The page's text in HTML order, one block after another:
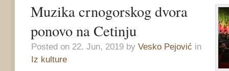
Muzika crnogorskog dvora
ponovo na Cetinju
Posted on 22. Jun, 2019 by Vesko Pejović in
Iz kulture